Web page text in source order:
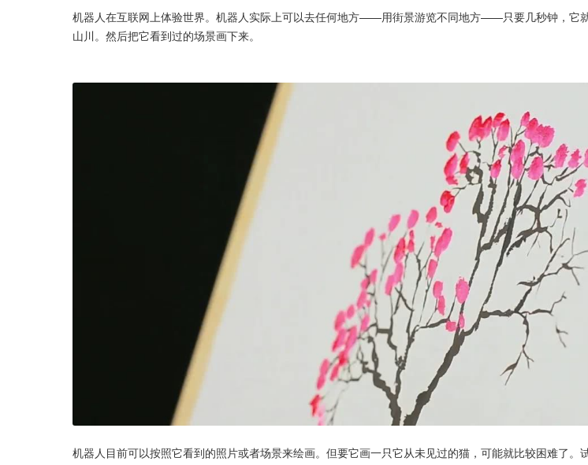
机器人在互联网上体验世界。机器人实际上可以去任何地方——用街景游览不同地方——只要几秒钟，它
山川。然后把它看到过的场景画下来。
机器人目前可以按照它看到的照片或者场景来绘画。但要它画一只它从未见过的猫，可能就比较困难了。